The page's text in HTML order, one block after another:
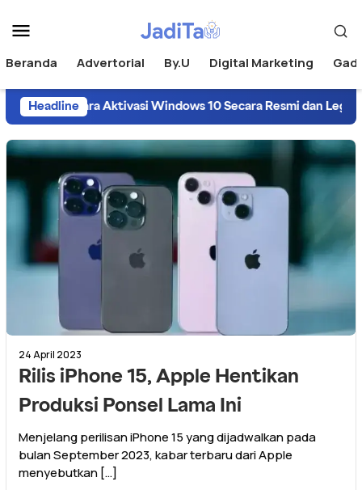
Beranda Advertorial By.U Digital Marketing
HeadlineCara Aktivasi Windows 10 Secara Resmi dan Legal
24 April 2023
Rilis iPhone 15, Apple Hentikan
Produksi Ponsel Lama Ini
Menjelang perilisan iPhone 15 yang dijadwalkan pada
bulan September 2023, kabar terbaru dari Apple
menyebutkan […]